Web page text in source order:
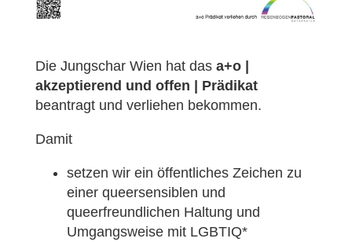
Die Jungschar Wien hat das a+o |
akzeptierend und offen | Prädikat
beantragt und verliehen bekommen.
Damit
setzen wir ein öffentliches Zeichen zu
einer queersensiblen und
queerfreundlichen Haltung und
Umgangsweise mit LGBTIQ*